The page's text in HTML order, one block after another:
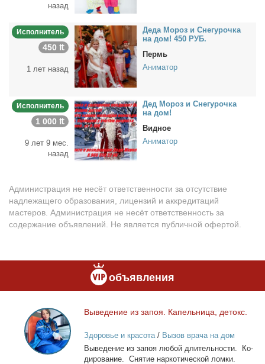
назад
Исполнитель
450 ₶
1 лет назад
Де­да Мо­роз и Сне­гу­роч­ка
на дом! 450 РУБ.
Пермь
Аниматор
Исполнитель
1 000 ₶
9 лет 9 мес.
назад
Дед Мо­роз и Сне­гу­роч­ка
на дом!
Видное
Аниматор
Администрация не несёт ответственности за отсутствие
надлежащего образования, лицензий и аккредитаций
мастеров. Администрация не несёт ответственность за
содержание объявлений. Не является публичной офертой.
объявления
Выведение
из
запоя.
Капельница,
Вы­ве­де­ние из за­поя. Ка­пель­ни­ца, де­токс.
Здоровье и красота/ Вызов врача на дом
Вы­ве­де­ние из за­поя лю­бой дли­тель­но­сти. Ко­
ди­ро­ва­ние. Сня­тие нар­ко­ти­че­ской лом­ки.